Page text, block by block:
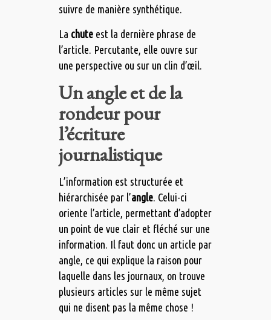
suivre de manière synthétique.
La chuteest la dernière phrase de
l’article. Percutante, elle ouvre sur
une perspective ou sur un clin d’œil.
Un angle et de la
rondeur pour
l’écriture
journalistique
L’information est structurée et
hiérarchisée par l’angle. Celui-ci
oriente l’article, permettant d’adopter
un point de vue clair et fléché sur une
information. Il faut donc un article par
angle, ce qui explique la raison pour
laquelle dans les journaux, on trouve
plusieurs articles sur le même sujet
qui ne disent pas la même chose !